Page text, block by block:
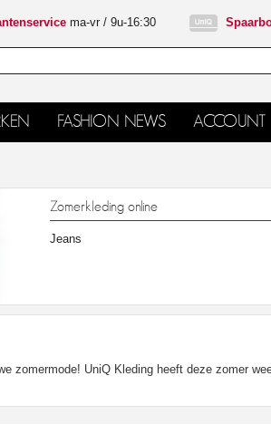
ma-vr / 9u-16:30
FASHION NEWS ACCOUNT
Zomerkleding online
Jeans
zomermode! UniQ Kleding heeft deze zomer